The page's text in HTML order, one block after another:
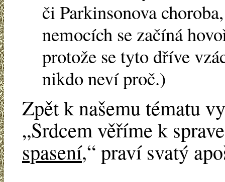
či Parkinsonova
nemocích se začíná
protože se tyto dříve
nikdo neví proč.)
Zpět k našemu tématu
„Srdcem věříme k
spasení,“ praví svatý